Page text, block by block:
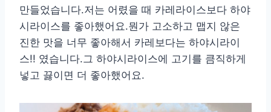
만들었습니다.저는 어렸을 때 카레라이스보다 하야
시라이스를 좋아했어요.뭔가 고소하고 맵지 않은
진한 맛을 너무 좋아해서 카레보다는 하야시라이
스!! 였습니다.그 하야시라이스에 고기를 큼직하게
넣고 끓이면 더 좋아했어요.